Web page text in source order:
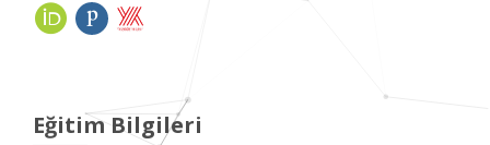
Eğitim Bilgileri